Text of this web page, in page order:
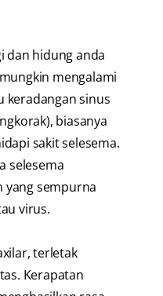
dan hidung anda
mengalami
keradangan sinus
biasanya
sakit selesema.
selesema
yang sempurna
virus.
terletak
Kerapatan